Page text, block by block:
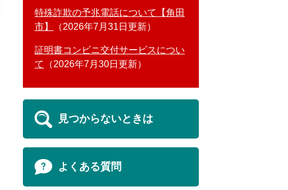
特殊詐欺の予兆電話について【角田
市】
2026年7月31日更新
証明書コンビニ交付サービスについ
て
2026年7月30日更新
見つからないときは
よくある質問